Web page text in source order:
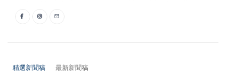
精選新聞稿 最新新聞稿